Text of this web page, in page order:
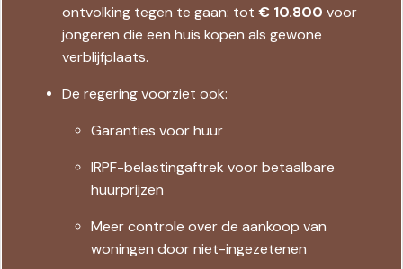
ontvolking tegen te gaan: tot € 10.800 voor
jongeren die een huis kopen als gewone
verblijfplaats.
De regering voorziet ook:
Garanties voor huur
IRPF-belastingaftrek voor betaalbare
huurprijzen
Meer controle over de aankoop van
woningen door niet-ingezetenen